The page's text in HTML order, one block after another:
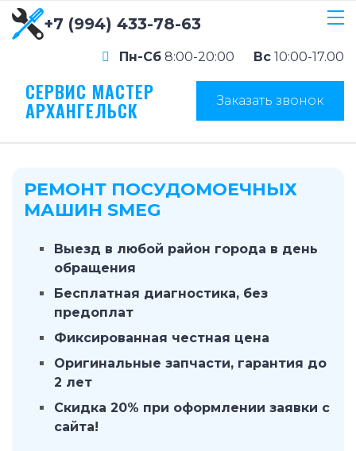
+7 (994) 433-78-63
Пн-Сб 8:00-20:00 Вс 10:00-17.00
СЕРВИС МАСТЕР
АРХАНГЕЛЬСК Заказать звонок
РЕМОНТ ПОСУДОМОЕЧНЫХ
МАШИН SMEG
Выезд в любой район города в день
обращения
Бесплатная диагностика, без
предоплат
Фиксированная честная цена
Оригинальные запчасти, гарантия до
2 лет
Скидка 20% при оформлении заявки с
сайта!